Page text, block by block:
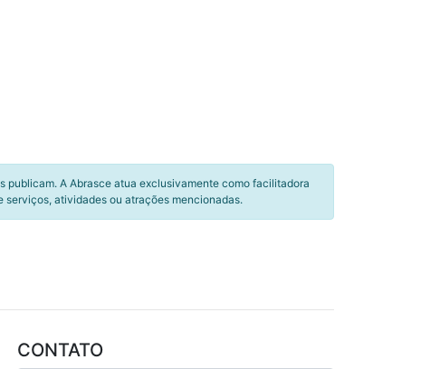
publicam. A Abrasce atua exclusivamente como facilitadora
atividades ou atrações mencionadas.
CONTATO